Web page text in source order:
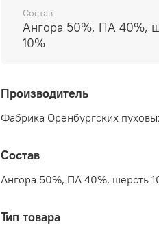
Состав
Ангора 50%, ПА 40%,
10%
Производитель
Фабрика Оренбургских
Состав
Ангора 50%, ПА 40%, шерсть
Тип товара